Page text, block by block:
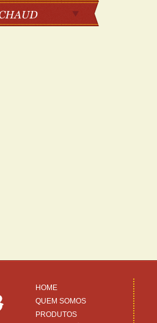
HOME
QUEM SOMOS
PRODUTOS